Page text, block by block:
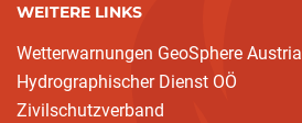
WEITERE LINKS
Wetterwarnungen GeoSphere Austria
Hydrographischer Dienst OÖ
Zivilschutzverband